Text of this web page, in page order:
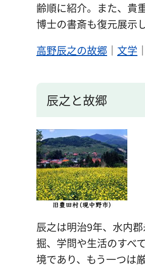
齢順に紹介。また、貴
博士の書斎も復元展示
高野辰之の故郷 ｜ 文学 ｜
辰之と故郷
辰之は明治9年、水内
掘、学問や生活のすべ
境であり、もう一つは